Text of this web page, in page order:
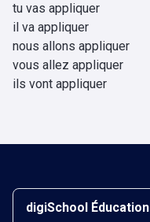
tu vas appliquer
il va appliquer
nous allons appliquer
vous allez appliquer
ils vont appliquer
digiSchool Éducation